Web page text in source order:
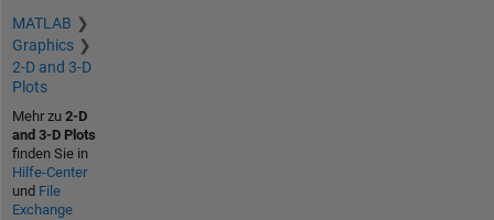
MATLAB
Graphics
2-D and 3-D
Plots
Mehr zu 2-D
and 3-D Plots
finden Sie in
Hilfe-Center
und File
Exchange